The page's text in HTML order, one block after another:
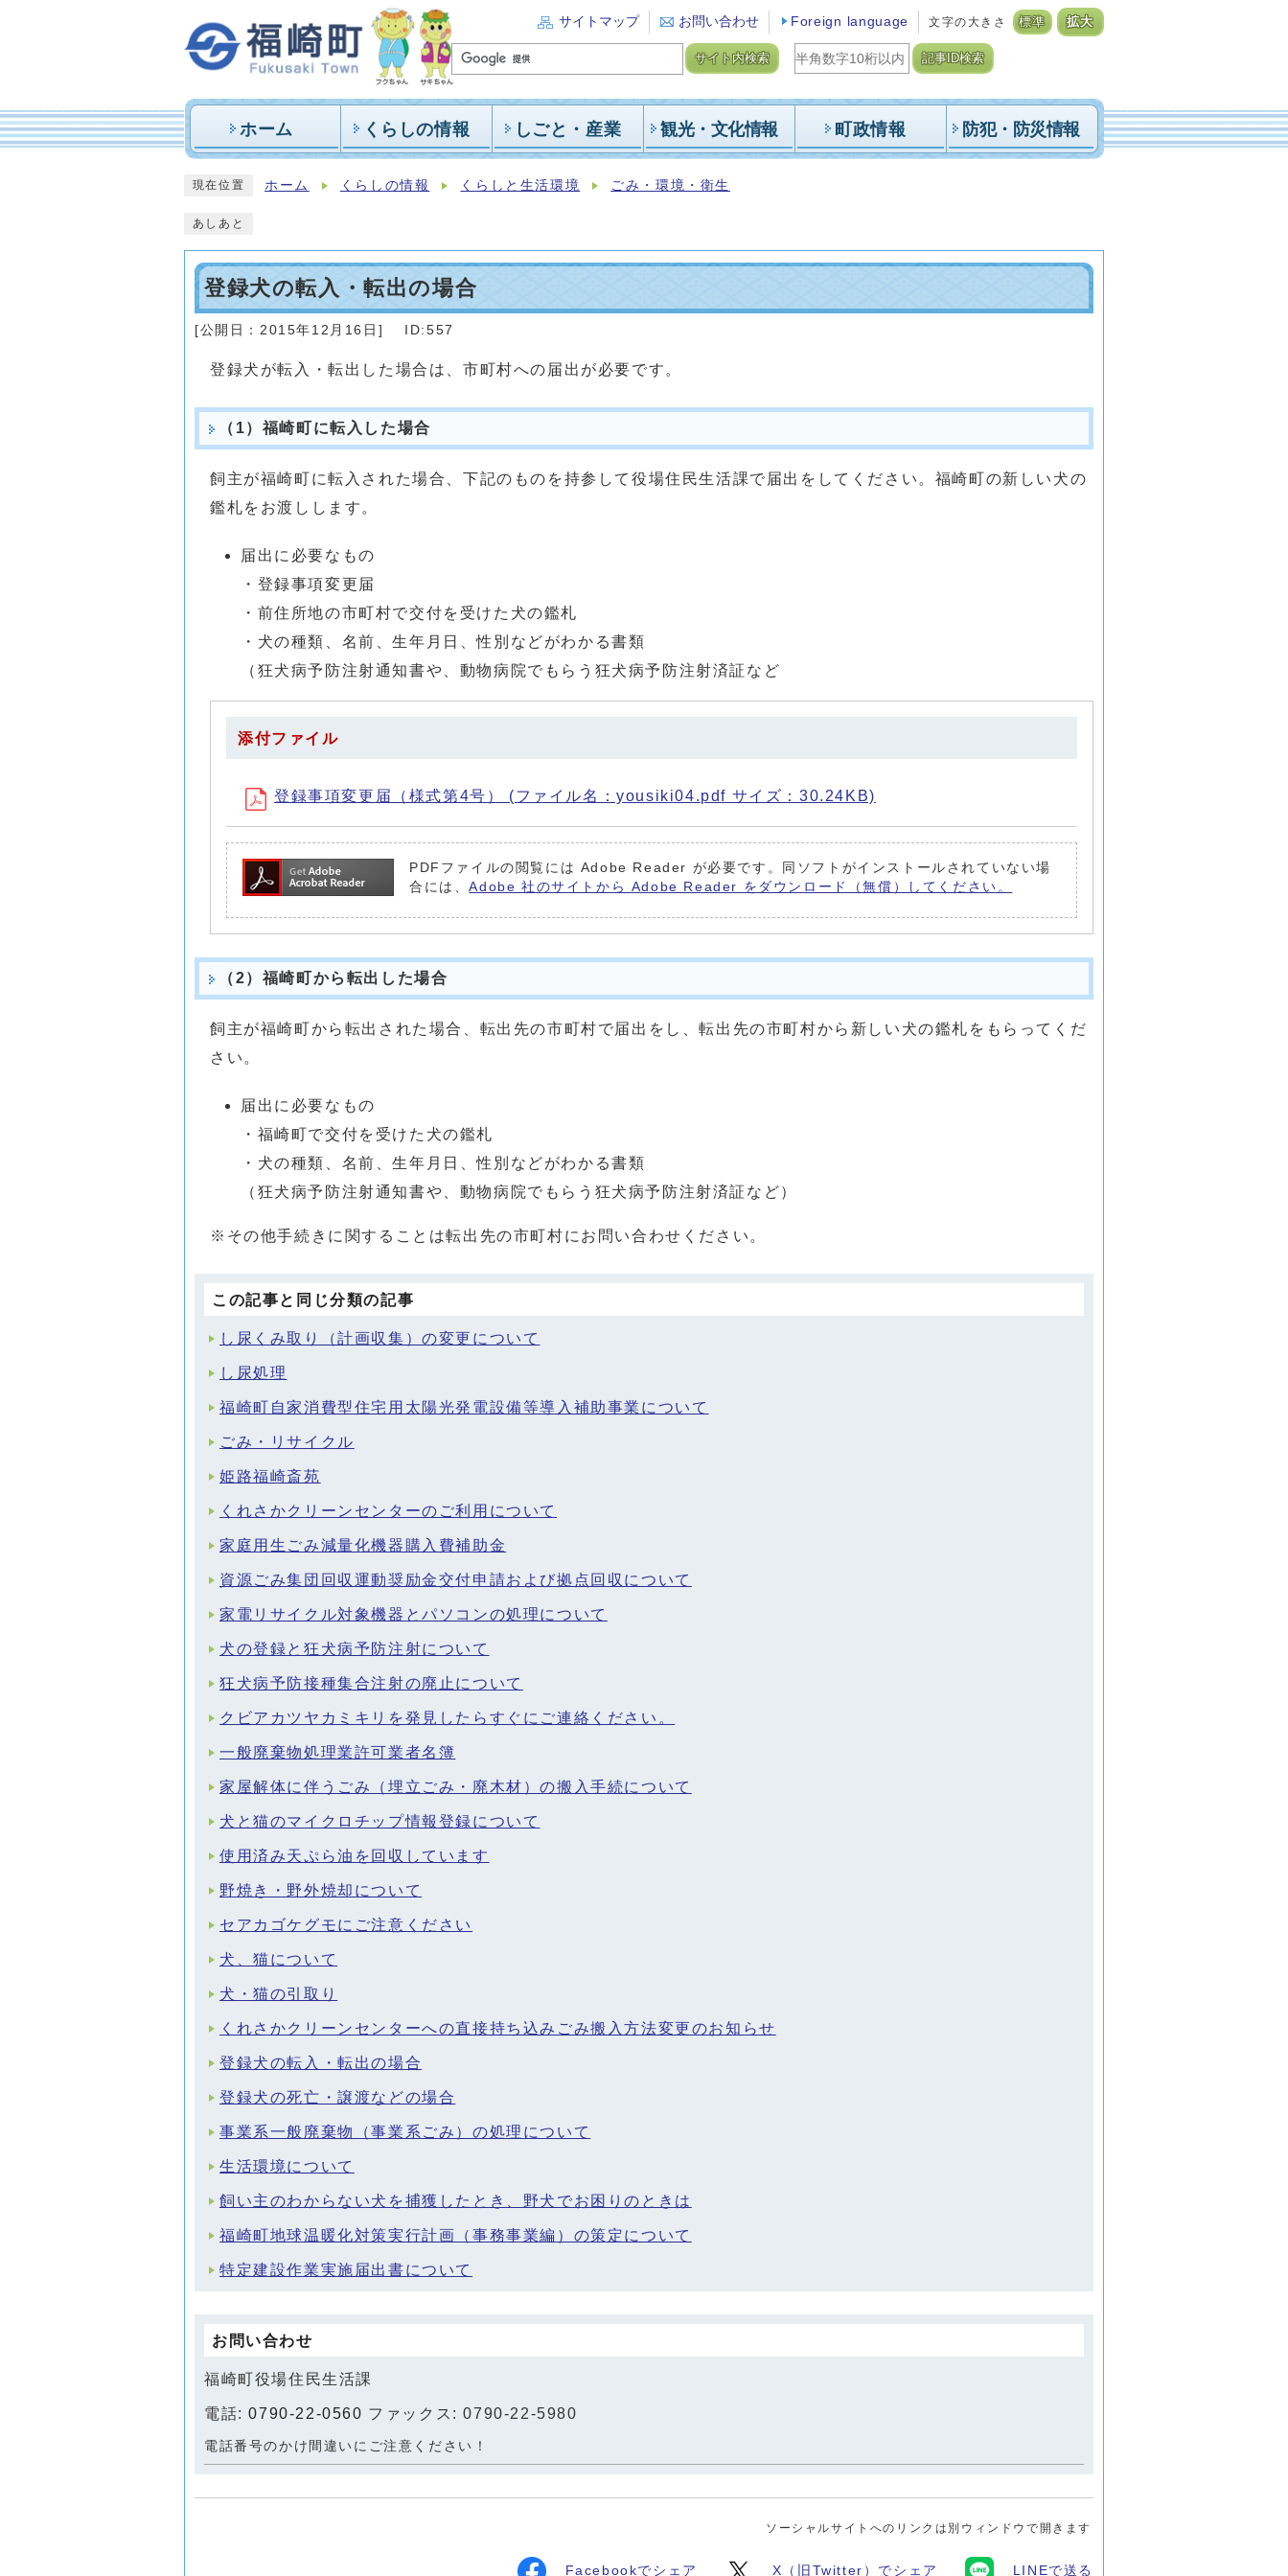
サイトマップ お問い合わせ Foreign language 文字の大きさ 標準 拡大
サイト内検索 記事ID検索
ホーム くらしの情報 しごと・産業 観光・文化情報 町政情報 防犯・防災情報
現在位置 ホーム くらしの情報 くらしと生活環境 ごみ・環境・衛生
あしあと
登録犬の転入・転出の場合
[公開日： 2015年12月16日 ] ID:557
登録犬が転入・転出した場合は、市町村への届出が必要です。
（1）福崎町に転入した場合
飼主が福崎町に転入された場合、下記のものを持参して役場住民生活課で届出をしてください。福崎町の新しい犬の
鑑札をお渡しします。
届出に必要なもの
・登録事項変更届
・前住所地の市町村で交付を受けた犬の鑑札
・犬の種類、名前、生年月日、性別などがわかる書類
（狂犬病予防注射通知書や、動物病院でもらう狂犬病予防注射済証など
添付ファイル
登録事項変更届（様式第4号） (ファイル名：yousiki04.pdf サイズ：30.24KB)
PDFファイルの閲覧には Adobe Reader が必要です。同ソフトがインストールされていない場
合には、Adobe 社のサイトから Adobe Reader をダウンロード（無償）してください。
（2）福崎町から転出した場合
飼主が福崎町から転出された場合、転出先の市町村で届出をし、転出先の市町村から新しい犬の鑑札をもらってくだ
さい。
届出に必要なもの
・福崎町で交付を受けた犬の鑑札
・犬の種類、名前、生年月日、性別などがわかる書類
（狂犬病予防注射通知書や、動物病院でもらう狂犬病予防注射済証など）
※その他手続きに関することは転出先の市町村にお問い合わせください。
この記事と同じ分類の記事
し尿くみ取り（計画収集）の変更について
し尿処理
福崎町自家消費型住宅用太陽光発電設備等導入補助事業について
ごみ・リサイクル
姫路福崎斎苑
くれさかクリーンセンターのご利用について
家庭用生ごみ減量化機器購入費補助金
資源ごみ集団回収運動奨励金交付申請および拠点回収について
家電リサイクル対象機器とパソコンの処理について
犬の登録と狂犬病予防注射について
狂犬病予防接種集合注射の廃止について
クビアカツヤカミキリを発見したらすぐにご連絡ください。
一般廃棄物処理業許可業者名簿
家屋解体に伴うごみ（埋立ごみ・廃木材）の搬入手続について
犬と猫のマイクロチップ情報登録について
使用済み天ぷら油を回収しています
野焼き・野外焼却について
セアカゴケグモにご注意ください
犬、猫について
犬・猫の引取り
くれさかクリーンセンターへの直接持ち込みごみ搬入方法変更のお知らせ
登録犬の転入・転出の場合
登録犬の死亡・譲渡などの場合
事業系一般廃棄物（事業系ごみ）の処理について
生活環境について
飼い主のわからない犬を捕獲したとき、野犬でお困りのときは
福崎町地球温暖化対策実行計画（事務事業編）の策定について
特定建設作業実施届出書について
お問い合わせ
福崎町役場住民生活課
電話:0790-22-0560 ファックス: 0790-22-5980
電話番号のかけ間違いにご注意ください！
ソーシャルサイトへのリンクは別ウィンドウで開きます
Facebookでシェア X（旧Twitter）でシェア LINEで送る